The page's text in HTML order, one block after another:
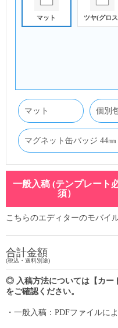
マット ツヤ(グロ
マット 個別
マグネット缶バッジ 44㎜
一般入稿 (テンプレート
須）
こちらのエディターのモバイ
合計金額
(税込・送料別途)
◎ 入稿方法については【カー
をご確認ください。
・一般入稿：PDFファイルに